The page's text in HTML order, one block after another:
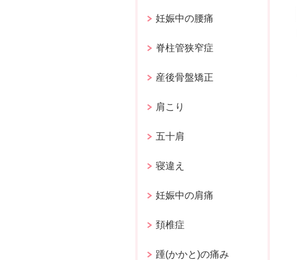
妊娠中の腰痛
脊柱管狭窄症
産後骨盤矯正
肩こり
五十肩
寝違え
妊娠中の肩痛
頚椎症
踵(かかと)の痛み